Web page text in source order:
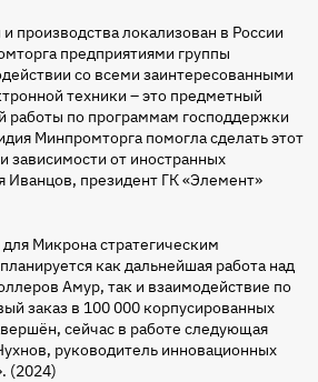
производства локализован в России
предприятиями группы
со всеми заинтересованными
техники – это предметный
работы по программам господдержки
Минпромторга помогла сделать этот
зависимости от иностранных
Иванцов, президент ГК «Элемент»
для Микрона стратегическим
как дальнейшая работа над
Амур, так и взаимодействие по
заказ в 100 000 корпусированных
сейчас в работе следующая
руководитель инновационных
(2024)